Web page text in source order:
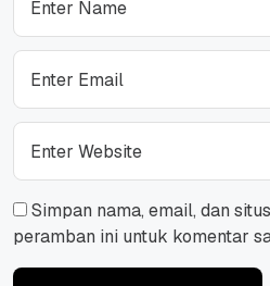
Simpan nama, email, dan
peramban ini untuk komentar